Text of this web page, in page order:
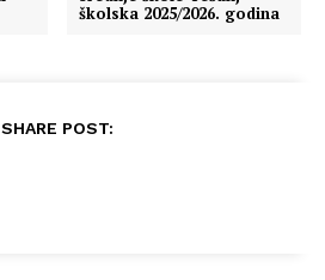
školska 2025/2026. godina
SHARE POST: